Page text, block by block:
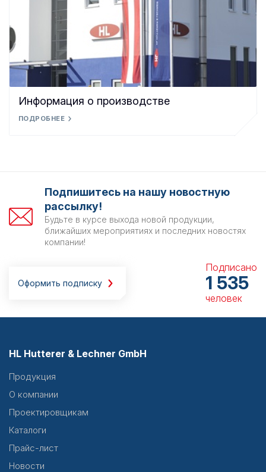
Информация о производстве
ПОДРОБНЕЕ
Подпишитесь на нашу новостную
рассылку!
Будьте в курсе выхода новой продукции,
ближайших мероприятиях и последних новостях
компании!
Оформить подписку
Подписано
1 535
человек
HL Hutterer & Lechner GmbH
Продукция
О компании
Проектировщикам
Каталоги
Прайс-лист
Новости